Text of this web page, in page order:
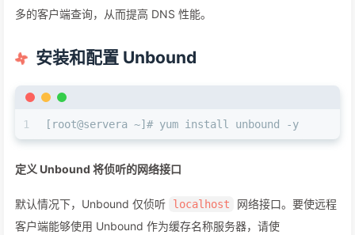
多的客户端查询，从而提高 DNS 性能。
安装和配置 Unbound
1 [root@servera ~]# yum install unbound -y
定义 Unbound 将侦听的网络接口
默认情况下，Unbound 仅侦听 localhost
网络接口。要使远程
客户端能够使用 Unbound 作为缓存名称服务器，请使